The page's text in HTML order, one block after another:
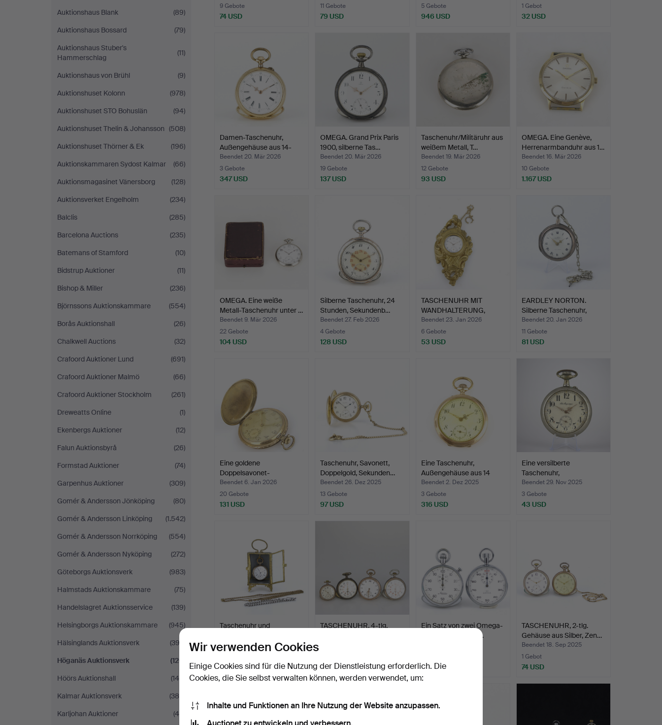
Auktionshaus Blank
(89)
Auktionshaus Bossard
(79)
Auktionshaus Stuber's
Hammerschlag
(11)
Auktionshaus von Brühl
(9)
Auktionshuset Kolonn
(978)
Auktionshuset STO Bohuslän
(94)
Auktionshuset Thelin & Johansson (508)
Auktionshuset Thörner & Ek
(196)
Auktionskammaren Sydost Kalmar
(66)
Auktionsmagasinet Vänersborg
(128)
Auktionsverket Engelholm
(234)
Balclis
(285)
Barcelona Auctions
(235)
Batemans of Stamford
(10)
Bidstrup Auktioner
(11)
Bishop & Miller
(236)
Björnssons Auktionskammare
(554)
Borås Auktionshall
(26)
Chalkwell Auctions
(32)
Crafoord Auktioner Lund
(691)
Crafoord Auktioner Malmö
(66)
Crafoord Auktioner Stockholm
(261)
Dreweatts Online
(1)
Ekenbergs Auktioner
(12)
Falun Auktionsbyrå
(26)
Formstad Auktioner
(74)
Garpenhus Auktioner
(309)
Gomér & Andersson Jönköping
(80)
Gomér & Andersson Linköping
(1.542)
Gomér & Andersson Norrköping
(554)
Gomér & Andersson Nyköping
(272)
Göteborgs Auktionsverk
(983)
Halmstads Auktionskammare
(75)
Handelslagret Auktionsservice
(139)
Helsingborgs Auktionskammare
(945)
Hälsinglands Auktionsverk
(393)
Höganäs Auktionsverk
(120)
Höörs Auktionshall
(145)
Kalmar Auktionsverk
(388)
Karljohan Auktioner
(49)
9 Gebote
74 USD
11 Gebote
79 USD
5 Gebote
946 USD
1 Gebot
32 USD
Damen-Taschenuhr,
Außengehäuse aus 14-
karä…
Beendet 20. Mär 2026
3 Gebote
347 USD
OMEGA. Grand Prix Paris
1900, silberne Tas…
Beendet 20. Mär 2026
19 Gebote
137 USD
Taschenuhr/Militäruhr aus
weißem Metall, T…
Beendet 19. Mär 2026
12 Gebote
93 USD
OMEGA. Eine Genève,
Herrenarmbanduhr aus 1…
Beendet 16. Mär 2026
10 Gebote
1.167 USD
OMEGA. Eine weiße
Metall-Taschenuhr unter …
Beendet 9. Mär 2026
22 Gebote
104 USD
Silberne Taschenuhr, 24
Stunden, Sekundenb…
Beendet 27. Feb 2026
4 Gebote
128 USD
TASCHENUHR MIT
WANDHALTERUNG,
silberfarben…
Beendet 23. Jan 2026
6 Gebote
53 USD
EARDLEY NORTON.
Silberne Taschenuhr,
Londo…
Beendet 20. Jan 2026
11 Gebote
81 USD
Eine goldene
Doppelsavonet-
Taschenuhr aus …
Beendet 6. Jan 2026
20 Gebote
131 USD
Taschenuhr, Savonett,
Doppelgold, Sekunden…
Beendet 26. Dez 2025
13 Gebote
97 USD
Eine Taschenuhr,
Außengehäuse aus 14
Karat…
Beendet 2. Dez 2025
3 Gebote
316 USD
Eine versilberte
Taschenuhr,
antimagnetisc…
Beendet 29. Nov 2025
3 Gebote
43 USD
Taschenuhr und
Silber…
Beendet 7. Nov 2025
59 USD
TASCHENUHR, 4-tlg.
74 USD
Ein Satz von zwei Omega-
und Minerva-Stahl…
116 USD
TASCHENUHR, 2-tlg.
Gehäuse aus Silber, Zen…
Beendet 18. Sep 2025
1 Gebot
74 USD
Wir verwenden Cookies
Einige Cookies sind für die Nutzung der Dienstleistung erforderlich. Die
Cookies, die Sie selbst verwalten können, werden verwendet, um:
Inhalte und Funktionen an Ihre Nutzung der Website anzupassen.